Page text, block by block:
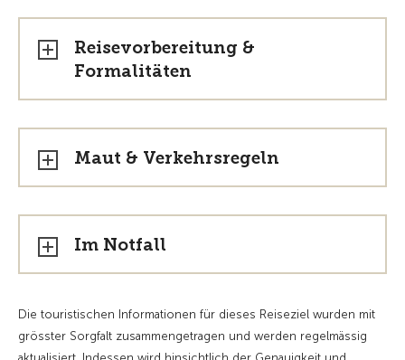
Reisevorbereitung &
Formalitäten
Maut & Verkehrsregeln
Im Notfall
Die touristischen Informationen für dieses Reiseziel wurden mit
grösster Sorgfalt zusammengetragen und werden regelmässig